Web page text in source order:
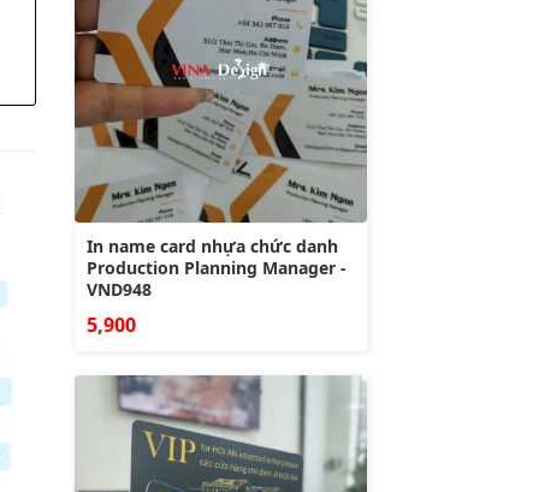
In name card nhựa chức danh
Production Planning Manager -
VND948
5,900